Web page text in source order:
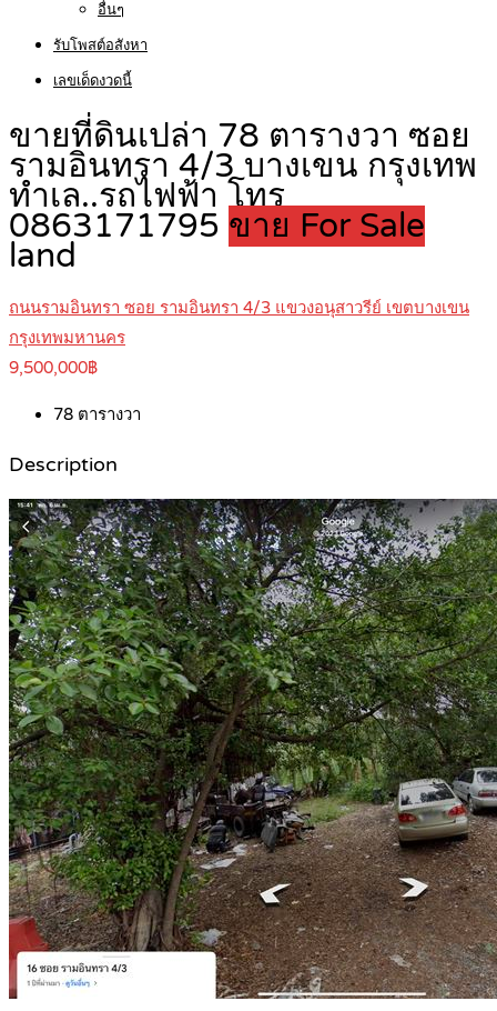
อื่นๆ
รับโพสต์อสังหา
เลขเด็ดงวดนี้
ขายที่ดินเปล่า 78 ตารางวา ซอย
รามอินทรา 4/3 บางเขน กรุงเทพ
ทำเล..รถไฟฟ้า โทร
0863171795 ขาย For Sale
land
ถนนรามอินทรา ซอย รามอินทรา 4/3 แขวงอนุสาวรีย์ เขตบางเขน
กรุงเทพมหานคร
9,500,000฿
78 ตารางวา
Description